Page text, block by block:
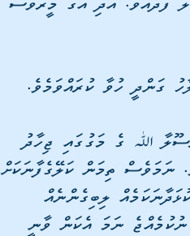
ގަންދީ ހުވާ ކުރައްވަމެވެ.
ﷲ ގެ މަގުގައި ޖިހާދު
ނަމަވެސް ތިމަން ކަލޭގެފާނަކަށް
ލިބިގެންނެއް
ނަމަ އެކަން ވާނީ